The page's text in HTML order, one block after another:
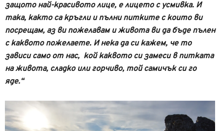
защото най-красивото лице, е лицето с усмивка. И
така, както са кръгли и пълни питките с които ви
посрещам, аз ви пожелавам и живота ви да бъде пълен
с каквото пожелаете. И нека да си кажем, че то
зависи само от нас, кой каквото си замеси в питката
на живота, сладко или горчиво, той самичък си го
яде.“